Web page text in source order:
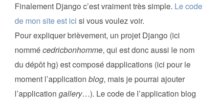
Finalement Django c’est vraiment très simple. Le code
de mon site est ici si vous voulez voir.
Pour expliquer brièvement, un projet Django (ici
nommécedricbonhomme, qui est donc aussi le nom
du dépôt hg) est composé dapplications (ici pour le
moment l’application blog, mais je pourrai ajouter
l’application gallery…). Le code de l’application blog